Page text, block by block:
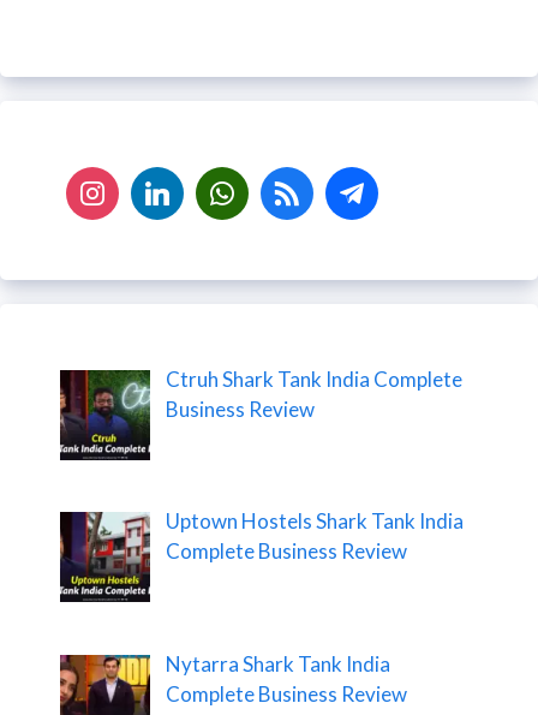
Ctruh Shark Tank India Complete
Business Review
Uptown Hostels Shark Tank India
Complete Business Review
Nytarra Shark Tank India
Complete Business Review